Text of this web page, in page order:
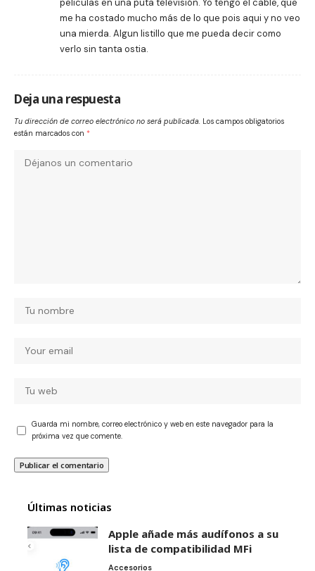
peliculas en una puta televisión. Yo tengo el cable, que
me ha costado mucho más de lo que pois aqui y no veo
una mierda. Algun listillo que me pueda decir como
verlo sin tanta ostia.
Deja una respuesta
Tu dirección de correo electrónico no será publicada. Los campos obligatorios
están marcados con *
Guarda mi nombre, correo electrónico y web en este navegador para la
próxima vez que comente.
Últimas noticias
Apple añade más audífonos a su
lista de compatibilidad MFi
Accesorios